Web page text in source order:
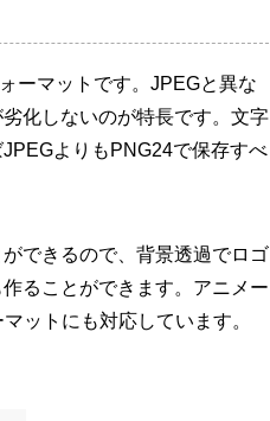
ーマットです。JPEGと異な
化しないのが特長です。文字
よりもPNG24で保存すべ
できるので、背景透過でロゴ
ることができます。アニメー
ットにも対応しています。